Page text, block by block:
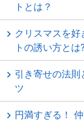
トとは？
クリスマスを
トの誘い方とは
引き寄せの法
ツ
円満すぎる！